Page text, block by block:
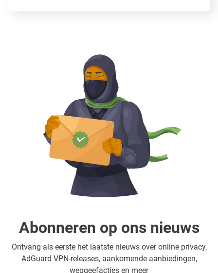
Abonneren op ons nieuws
Ontvang als eerste het laatste nieuws over online privacy,
AdGuard VPN-releases, aankomende aanbiedingen,
weggeefacties en meer